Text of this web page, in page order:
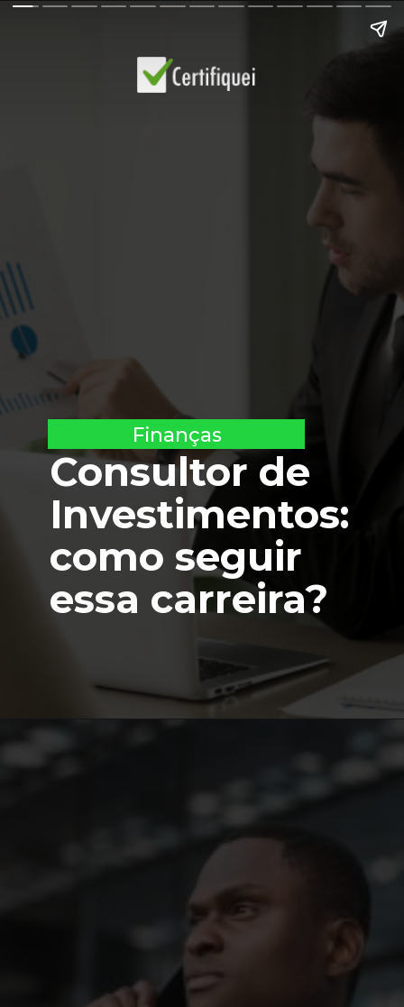
Consultor de
Investimentos:
como seguir
essa carreira?
Finanças